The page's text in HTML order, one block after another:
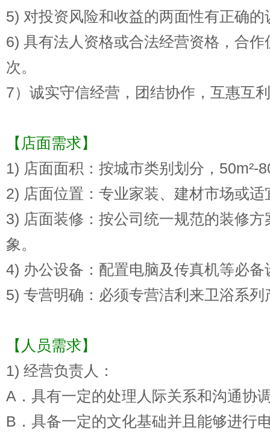
5) 对投资风险和收益的两面性有正确
6) 具有法人资格或合法经营资格，合
次。
7）诚实守信经营，团结协作，互惠互
【店面需求】
1) 店面面积：按城市类别划分，50m²-
2) 店面位置：专业家装、建材市场或
3) 店面装修：按公司统一规范的装修
象。
4) 办公设备：配置电脑及传真机等必
5) 专营明确：必须专营洁利来卫浴系
【人员需求】
1) 经营负责人：
A．具有一定的处理人际关系和沟通协
B．具备一定的文化基础并且能够进行